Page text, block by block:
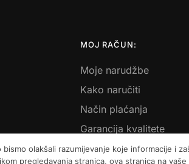
MOJ RAČUN:
Moje narudžbe
Kako naručiti
Način plaćanja
Garancija kvalitete
Košarica
olakšali razumijevanje koje informacije i
pregledavanja stranica, ova stranica na vaše